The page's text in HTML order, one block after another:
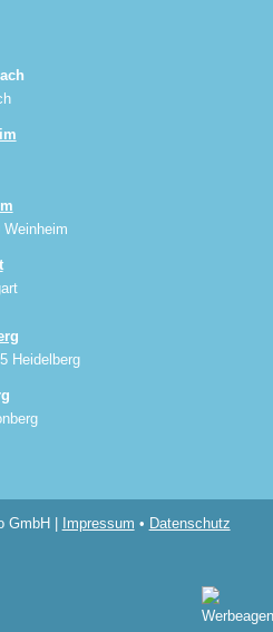
Weinheim
Heidelberg
GmbH | Impressum • Datenschutz